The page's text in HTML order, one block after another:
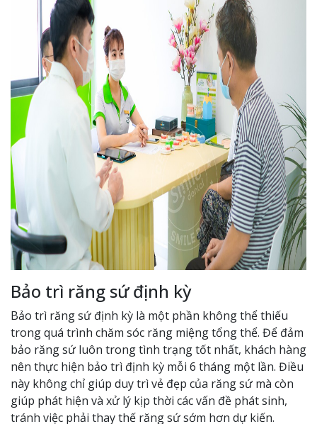
Bảo trì răng sứ định kỳ
Bảo trì răng sứ định kỳ là một phần không thể thiếu
trong quá trình chăm sóc răng miệng tổng thể. Để đảm
bảo răng sứ luôn trong tình trạng tốt nhất, khách hàng
nên thực hiện bảo trì định kỳ mỗi 6 tháng một lần. Điều
này không chỉ giúp duy trì vẻ đẹp của răng sứ mà còn
giúp phát hiện và xử lý kịp thời các vấn đề phát sinh,
tránh việc phải thay thế răng sứ sớm hơn dự kiến.